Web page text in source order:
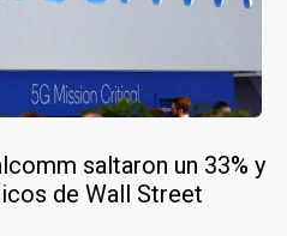
saltaron un 33% y
de Wall Street